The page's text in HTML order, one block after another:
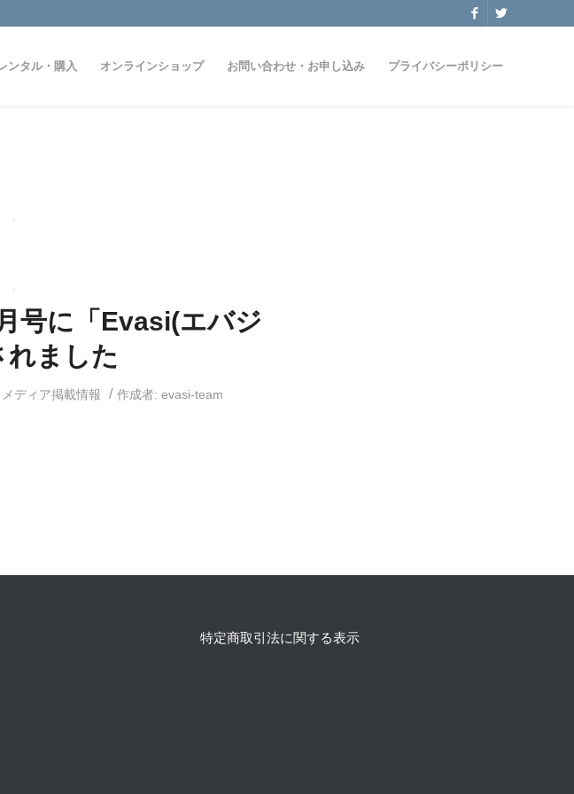
ンタル・購入 オンラインショップ お問い合わせ・お申し込み プライバシーポリシー
号に「Evasi(エバジ
れました
メディア掲載情報 / 作成者: evasi-team
特定商取引法に関する表示